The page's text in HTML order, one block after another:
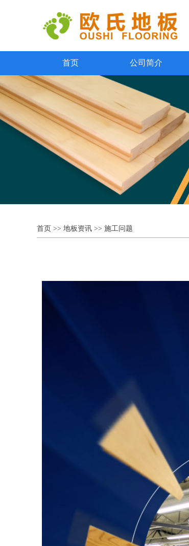
首页 公司简介
首页 >> 地板资讯 >> 施工问题